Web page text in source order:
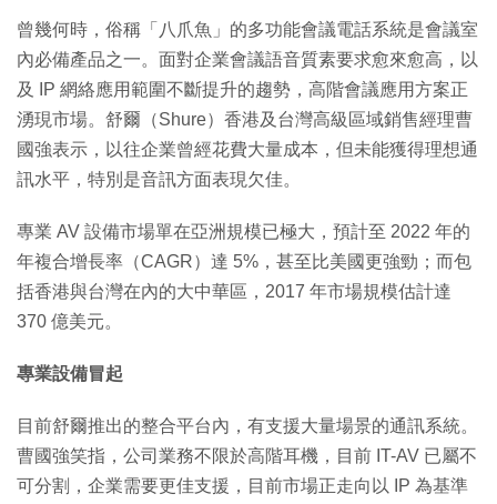
曾幾何時，俗稱「八爪魚」的多功能會議電話系統是會議室
內必備產品之一。面對企業會議語音質素要求愈來愈高，以
及 IP 網絡應用範圍不斷提升的趨勢，高階會議應用方案正
湧現市場。舒爾（Shure）香港及台灣高級區域銷售經理曹
國強表示，以往企業曾經花費大量成本，但未能獲得理想通
訊水平，特別是音訊方面表現欠佳。
專業 AV 設備市場單在亞洲規模已極大，預計至 2022 年的
年複合增長率（CAGR）達 5%，甚至比美國更強勁；而包
括香港與台灣在內的大中華區，2017 年市場規模估計達
370 億美元。
專業設備冒起
目前舒爾推出的整合平台內，有支援大量場景的通訊系統。
曹國強笑指，公司業務不限於高階耳機，目前 IT-AV 已屬不
可分割，企業需要更佳支援，目前市場正走向以 IP 為基準